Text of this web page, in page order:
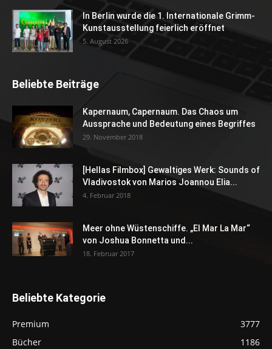
In Berlin wurde die 1. Internationale Grimm-
Kunstausstellung feierlich eröffnet
5. August 2026
Beliebte Beiträge
Kapernaum, Capernaum. Das Chaos um
Aussprache und Bedeutung eines Begriffes
29. November 2018
[Hellas Filmbox] Gewaltiges Werk: Sounds of
Vladivostok von Marios Joannou Elia...
4. Februar 2018
Meer ohne Wüstenschiffe. „El Mar La Mar“
von Joshua Bonnetta und...
18. Februar 2017
Beliebte Kategorie
Premium
3777
Bücher
1186